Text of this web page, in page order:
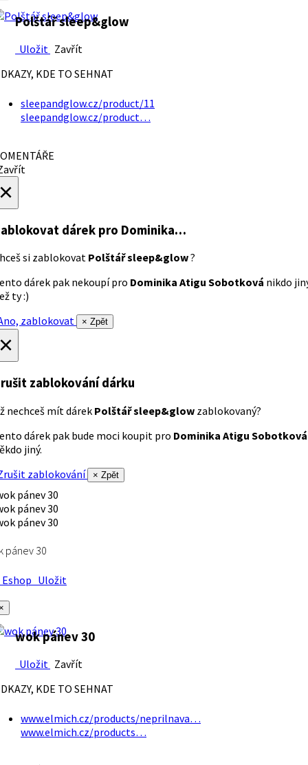
Polštář sleep&glow
Uložit Zavřít
KDE TO SEHNAT
sleepandglow.cz/product/11
sleepandglow.cz/product…
dárek pro Dominika…
si zablokovat Polštář sleep&glow?
dárek pak nekoupí pro Dominika Atigu Sobotková nikdo
ty :)
zablokovat
× Zpět
zablokování dárku
nechceš mít dárek Polštář sleep&glow zablokovaný?
dárek pak bude moci koupit pro Dominika Atigu Sobotková
jiný.
zablokování
× Zpět
pánev 30
Uložit
wok pánev 30
Uložit Zavřít
KDE TO SEHNAT
www.elmich.cz/products/neprilnava…
www.elmich.cz/products…